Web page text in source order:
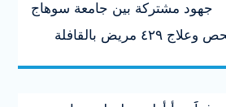
post:
جهود مشتركة بين جامعة سوهاج
و”حياة كريمة” لفحص وعلاج ٤٢٩ مريض بالقافلة
Next